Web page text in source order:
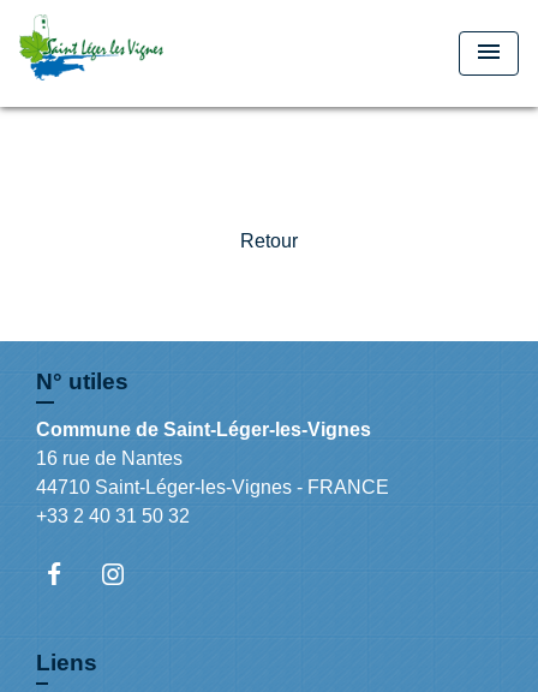
menu
Retour
N° utiles
Commune de Saint-Léger-les-Vignes
16 rue de Nantes
44710 Saint-Léger-les-Vignes - FRANCE
+33 2 40 31 50 32
Liens